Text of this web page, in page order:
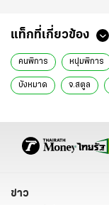
แท็กที่เกี่ยวข้อง
คนพิการ หนุ่มพิการ
บังหมาด จ.สตูล
ข่าว